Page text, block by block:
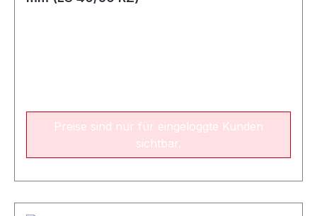
Preise sind nur für eingeloggte Kunden
sichtbar.